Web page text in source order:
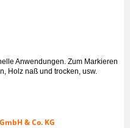
Anwendungen. Zum Markieren
Holz naß und trocken, usw.
& Co. KG